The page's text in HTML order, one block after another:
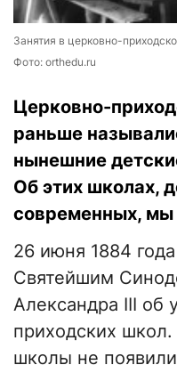
Занятия в церковно-
Фото: orthedu.ru
Церковно-
раньше
нынешние
Об этих школах,
современных, мы
26 июня 1884
Святейшим
Александра III об
приходских
школы не